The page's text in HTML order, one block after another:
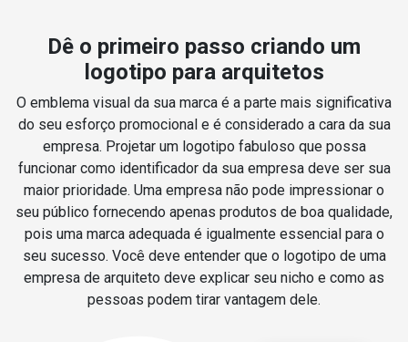
Dê o primeiro passo criando um
logotipo para arquitetos
O emblema visual da sua marca é a parte mais significativa
do seu esforço promocional e é considerado a cara da sua
empresa. Projetar um logotipo fabuloso que possa
funcionar como identificador da sua empresa deve ser sua
maior prioridade. Uma empresa não pode impressionar o
seu público fornecendo apenas produtos de boa qualidade,
pois uma marca adequada é igualmente essencial para o
seu sucesso. Você deve entender que o logotipo de uma
empresa de arquiteto deve explicar seu nicho e como as
pessoas podem tirar vantagem dele.